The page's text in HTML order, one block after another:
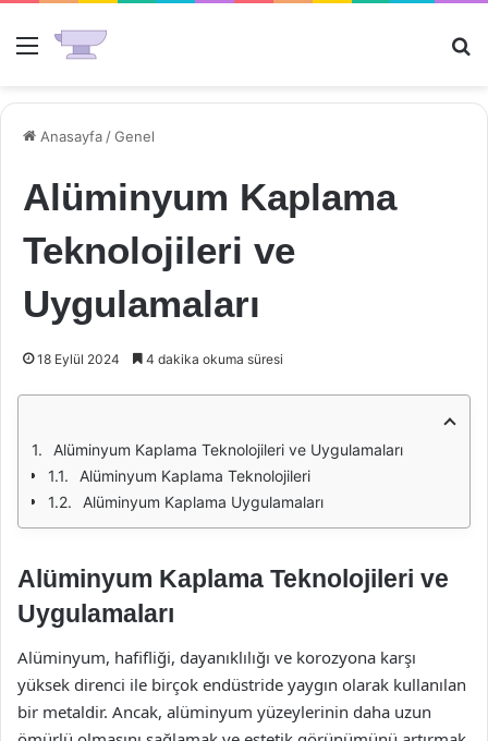
Menü
Anasayfa /Genel
Alüminyum Kaplama
Teknolojileri ve
Uygulamaları
18 Eylül 2024 4 dakika okuma süresi
Alüminyum Kaplama Teknolojileri ve Uygulamaları
Alüminyum Kaplama Teknolojileri
Alüminyum Kaplama Uygulamaları
Alüminyum Kaplama Teknolojileri ve
Uygulamaları
Alüminyum, hafifliği, dayanıklılığı ve korozyona karşı
yüksek direnci ile birçok endüstride yaygın olarak kullanılan
bir metaldir. Ancak, alüminyum yüzeylerinin daha uzun